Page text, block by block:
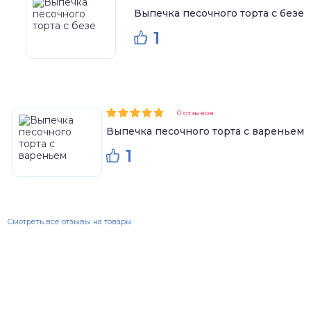
Выпечка песочного торта с безе
1
0 отзывов
Выпечка песочного торта с вареньем
1
Смотреть все отзывы на товары